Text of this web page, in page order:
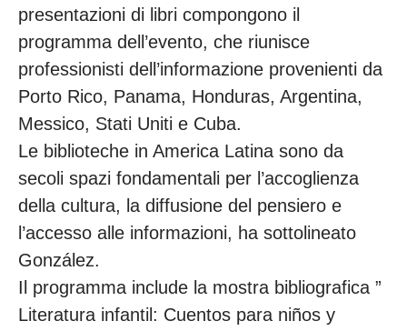
presentazioni di libri compongono il
programma dell’evento, che riunisce
professionisti dell’informazione provenienti da
Porto Rico, Panama, Honduras, Argentina,
Messico, Stati Uniti e Cuba.
Le biblioteche in America Latina sono da
secoli spazi fondamentali per l’accoglienza
della cultura, la diffusione del pensiero e
l’accesso alle informazioni, ha sottolineato
González.
Il programma include la mostra bibliografica ”
Literatura infantil: Cuentos para niños y